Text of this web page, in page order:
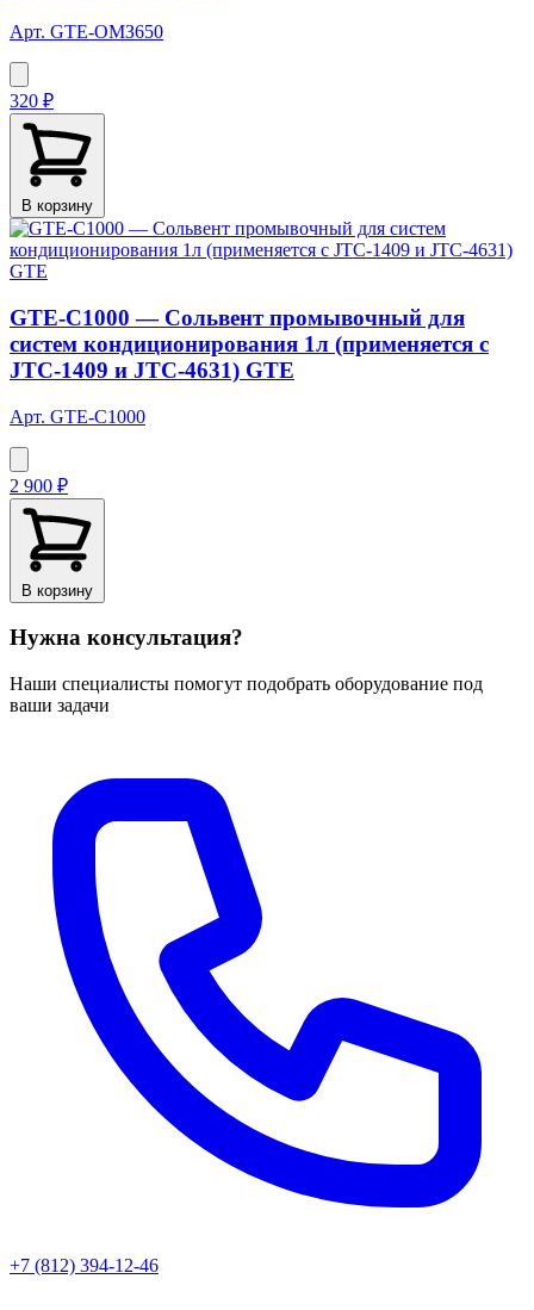
Арт. GTE-OMЗ650
320 ₽
В корзину
GTE-C1000 — Сольвент промывочный для
систем кондиционирования 1л (применяется с
JTC-1409 и JTC-4631) GTE
Арт. GTE-C1000
2 900 ₽
В корзину
Нужна консультация?
Наши специалисты помогут подобрать оборудование под
ваши задачи
+7 (812) 394-12-46